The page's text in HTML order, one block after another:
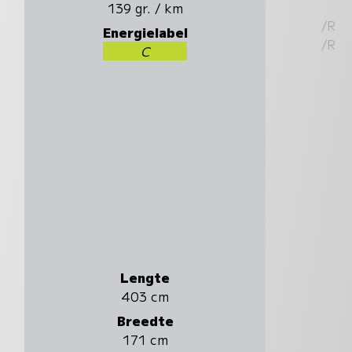
139 gr. / km
Energielabel
C
Lengte
403 cm
Breedte
171 cm
/R
/R